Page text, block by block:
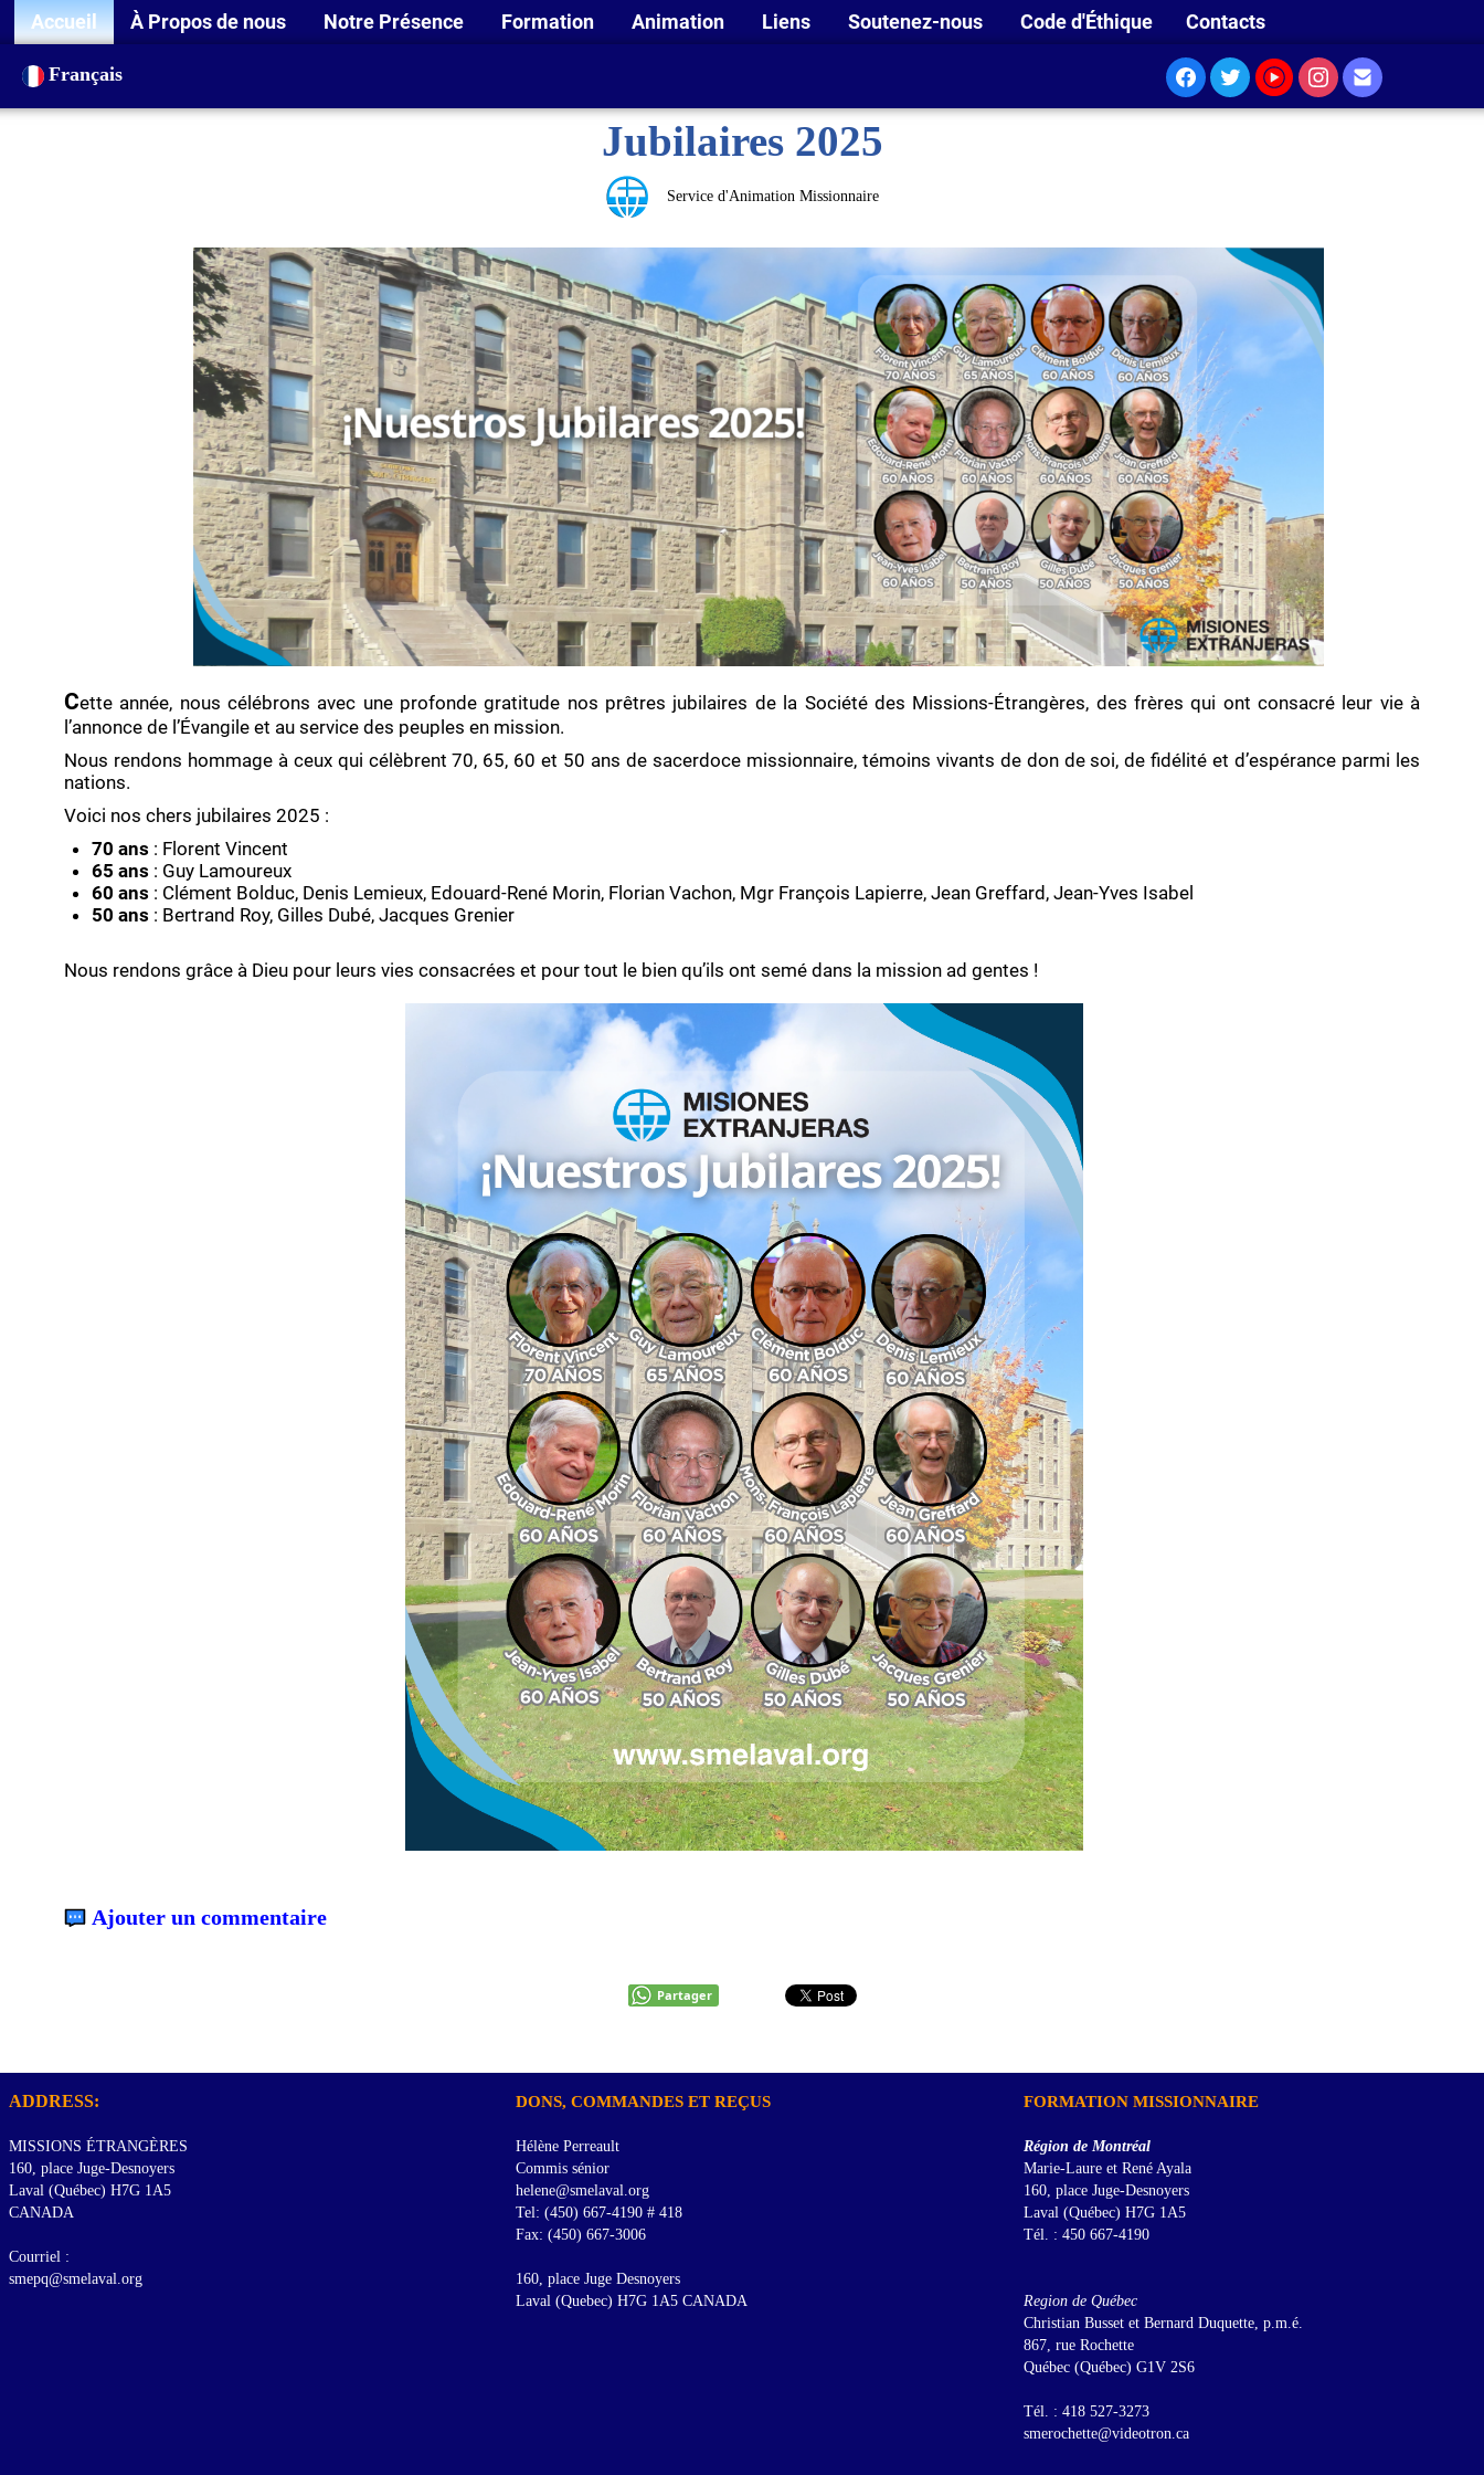
Accueil À Propos de nous Notre Présence Formation Animation Liens Soutenez-nous Code d'Éthique Contacts
Français
Jubilaires 2025
Service d'Animation Missionnaire
Cette année, nous célébrons avec une profonde gratitude nos prêtres jubilaires de la Société des Missions-Étrangères, des frères qui ont consacré leur vie à
l’annonce de l’Évangile et au service des peuples en mission.
Nous rendons hommage à ceux qui célèbrent 70, 65, 60 et 50 ans de sacerdoce missionnaire, témoins vivants de don de soi, de fidélité et d’espérance parmi les
nations.
Voici nos chers jubilaires 2025 :
70 ans : Florent Vincent
65 ans : Guy Lamoureux
60 ans : Clément Bolduc, Denis Lemieux, Edouard-René Morin, Florian Vachon, Mgr François Lapierre, Jean Greffard, Jean-Yves Isabel
50 ans : Bertrand Roy, Gilles Dubé, Jacques Grenier
Nous rendons grâce à Dieu pour leurs vies consacrées et pour tout le bien qu’ils ont semé dans la mission ad gentes !
Ajouter un commentaire
Partager
ADDRESS:
MISSIONS ÉTRANGÈRES
160, place Juge-Desnoyers
Laval (Québec) H7G 1A5
CANADA
Courriel :
smepq@smelaval.org
DONS, COMMANDES ET REÇUS
Hélène Perreault
Commis sénior
helene@smelaval.org
Tel: (450) 667-4190 # 418
Fax: (450) 667-3006
160, place Juge Desnoyers
Laval (Quebec) H7G 1A5 CANADA
FORMATION MISSIONNAIRE
Région de Montréal
Marie-Laure et René Ayala
160, place Juge-Desnoyers
Laval (Québec) H7G 1A5
Tél. : 450 667-4190
Region de Québec
Christian Busset et Bernard Duquette, p.m.é.
867, rue Rochette
Québec (Québec) G1V 2S6
Tél. : 418 527-3273
smerochette@videotron.ca